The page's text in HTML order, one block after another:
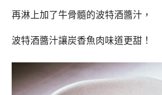
再淋上加了牛骨髓的波特酒醬汁，
波特酒醬汁讓炭香魚肉味道更甜！